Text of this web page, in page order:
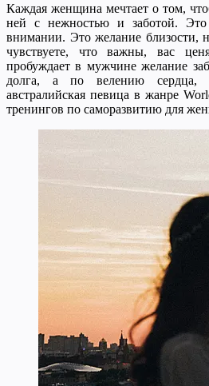
Каждая женщина мечтает о том,
ней с нежностью и заботой.
внимании. Это желание близости,
чувствуете, что важны, вас
пробуждает в мужчине желание
долга, а по велению сердца,
австралийская певица в жанре
тренингов по саморазвитию для